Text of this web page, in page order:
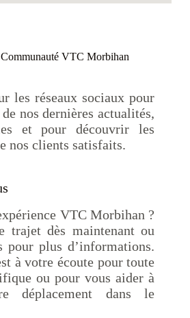
VTC Morbihan
les réseaux sociaux pour
nos dernières actualités,
et pour découvrir les
nos clients satisfaits.
VTC Morbihan ?
trajet dès maintenant ou
pour plus d’informations.
à votre écoute pour toute
ou pour vous aider à
déplacement dans le